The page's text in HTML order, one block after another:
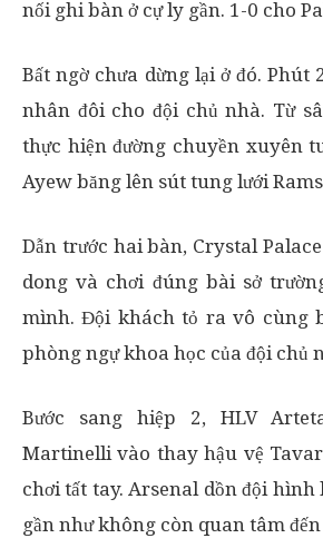
nối ghi bàn ở cự ly gần. 1-0 cho
Bất ngờ chưa dừng lại ở đó. Phút
nhân đôi cho đội chủ nhà. Từ
thực hiện đường chuyền xuyên
Ayew băng lên sút tung lưới
Dẫn trước hai bàn, Crystal
dong và chơi đúng bài sở
mình. Đội khách tỏ ra vô cùng
phòng ngự khoa học của đội chủ
Bước sang hiệp 2, HLV
Martinelli vào thay hậu vệ
chơi tất tay. Arsenal dồn đội hình
gần như không còn quan tâm